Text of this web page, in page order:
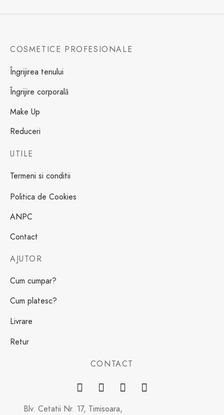
COSMETICE PROFESIONALE
Îngrijirea tenului
Îngrijire corporală
Make Up
Reduceri
UTILE
Termeni si conditii
Politica de Cookies
ANPC
Contact
AJUTOR
Cum cumpar?
Cum platesc?
Livrare
Retur
CONTACT
Blv. Cetatii Nr. 17, Timisoara,